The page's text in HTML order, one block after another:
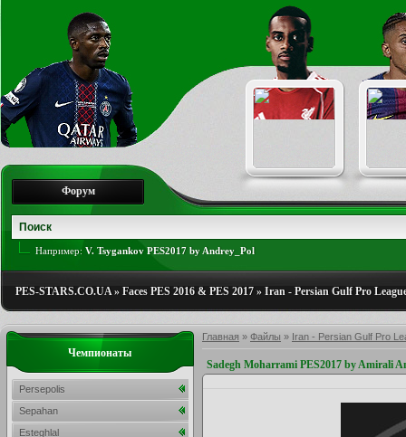
Форум
Например: V. Tsygankov PES2017 by Andrey_Pol
PES-STARS.CO.UA» Faces PES 2016 & PES 2017 » Iran - Persian Gulf Pro
Главная » Файлы » Iran - Persian Gulf Pro
Sadegh Moharrami PES2017 by Amirali
Чемпионаты
Persepolis
Sepahan
Esteghlal